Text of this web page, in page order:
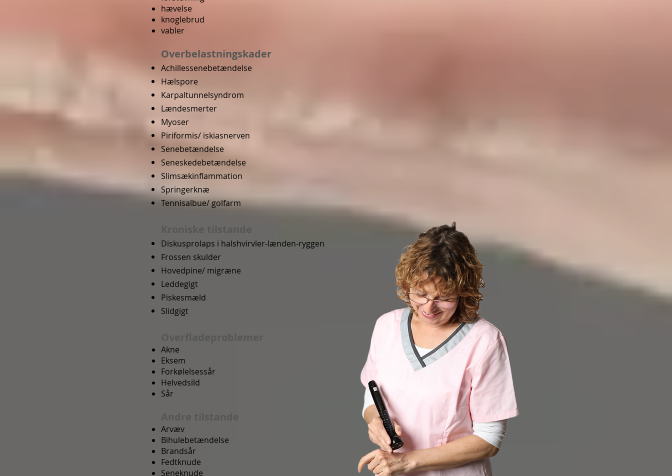
hævelse
knoglebrud
vabler
Overbelastningskader
Achillessenebetændelse
Hælspore
Karpaltunnelsyndrom
Lændesmerter
Myoser
Piriformis/ iskiasnerven
Senebetændelse
Seneskedebetændelse
Slimsækinflammation
Springerknæ
Tennisalbue/ golfarm
Diskusprolaps i halshvirvler-lænden-ryggen
Frossen skulder
Hovedpine/ migræne
Leddegigt
Piskesmæld
Slidgigt
Akne
Eksem
Forkølelsessår
Helvedsild
Sår
Arvæv
Bihulebetændelse
Brandsår
Fedtknude
Seneknude